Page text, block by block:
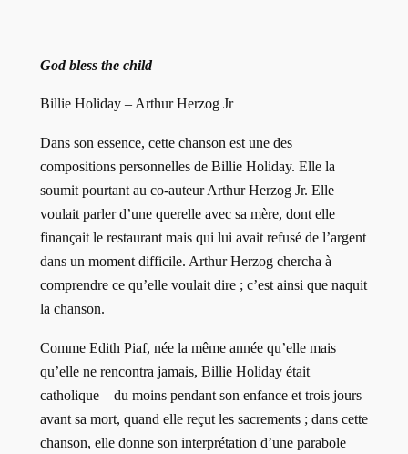
God bless the child
Billie Holiday – Arthur Herzog Jr
Dans son essence, cette chanson est une des
compositions personnelles de Billie Holiday. Elle la
soumit pourtant au co-auteur Arthur Herzog Jr. Elle
voulait parler d’une querelle avec sa mère, dont elle
finançait le restaurant mais qui lui avait refusé de l’argent
dans un moment difficile. Arthur Herzog chercha à
comprendre ce qu’elle voulait dire ; c’est ainsi que naquit
la chanson.
Comme Edith Piaf, née la même année qu’elle mais
qu’elle ne rencontra jamais, Billie Holiday était
catholique – du moins pendant son enfance et trois jours
avant sa mort, quand elle reçut les sacrements ; dans cette
chanson, elle donne son interprétation d’une parabole